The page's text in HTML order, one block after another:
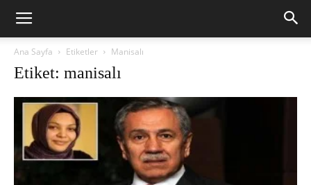
Ana Sayfa Etiketler Manisalı
Etiket: manisalı